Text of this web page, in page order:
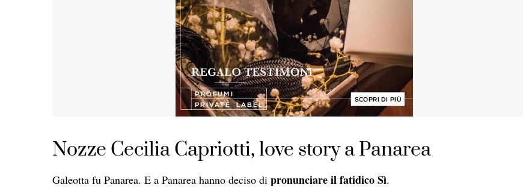
Nozze Cecilia Capriotti, love story a Panarea
Galeotta fu Panarea. E a Panarea hanno deciso di pronunciare il fatidico Sì.